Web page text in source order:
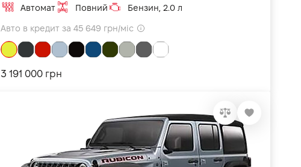
Автомат Повний Бензин, 2.0 л
Авто в кредит за 45 649 грн/міс
3 191 000 грн